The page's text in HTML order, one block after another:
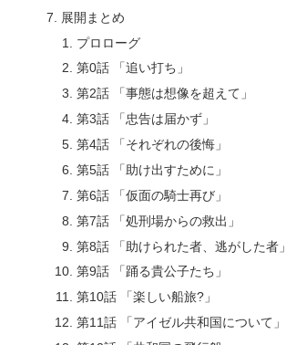
展開まとめ
プロローグ
第0話 「追い打ち」
第2話 「事態は想像を超えて」
第3話 「忠告は届かず」
第4話 「それぞれの後悔」
第5話 「助け出すために」
第6話 「仮面の騎士再び」
第7話 「処刑場からの救出」
第8話 「助けられた者、逃がした者」
第9話 「踊る貴公子たち」
第10話 「楽しい船旅?」
第11話 「アイゼル共和国について」